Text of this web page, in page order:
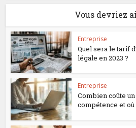
Vous devriez
Entreprise
Quel sera le tarif
légale en 2023 ?
Entreprise
Combien coûte
compétence et